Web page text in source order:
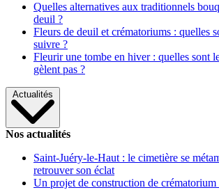
Quelles alternatives aux traditionnels
deuil ?
Fleurs de deuil et crématoriums : quelles
suivre ?
Fleurir une tombe en hiver : quelles sont
gèlent pas ?
Actualités
Nos actualités
Saint-Juéry-le-Haut : le cimetière se
retrouver son éclat
Un projet de construction de